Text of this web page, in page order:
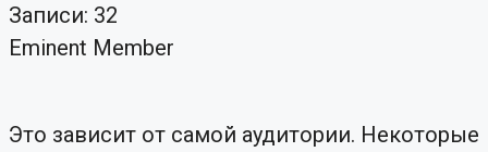
Записи: 32
Eminent Member
Это зависит от самой аудитории. Некоторые